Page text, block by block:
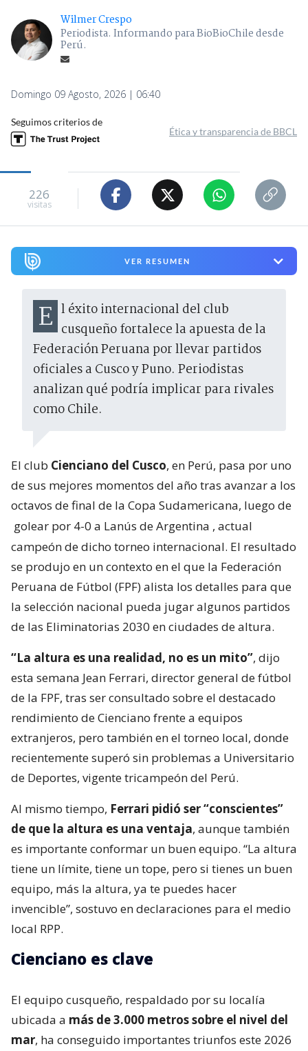
Wilmer Crespo
Periodista. Informando para BioBioChile desde
Perú.
Domingo 09 Agosto, 2026 | 06:40
Seguimos criterios de
Ética y transparencia de BBCL
226
visitas
VER RESUMEN
El éxito internacional del club cusqueño fortalece la apuesta de la
Federación Peruana por llevar partidos
oficiales a Cusco y Puno. Periodistas
analizan qué podría implicar para rivales
como Chile.
El club Cienciano del Cusco, en Perú, pasa por uno
de sus mejores momentos del año tras avanzar a los
octavos de final de la Copa Sudamericana, luego de
golear por 4-0 a Lanús de Argentina , actual
campeón de dicho torneo internacional. El resultado
se produjo en un contexto en el que la Federación
Peruana de Fútbol (FPF) alista los detalles para que
la selección nacional pueda jugar algunos partidos
de las Eliminatorias 2030 en ciudades de altura.
“La altura es una realidad, no es un mito”, dijo
esta semana Jean Ferrari, director general de fútbol
de la FPF, tras ser consultado sobre el destacado
rendimiento de Cienciano frente a equipos
extranjeros, pero también en el torneo local, donde
recientemente superó sin problemas a Universitario
de Deportes, vigente tricampeón del Perú.
Al mismo tiempo, Ferrari pidió ser “conscientes”
de que la altura es una ventaja, aunque también
es importante conformar un buen equipo. “La altura
tiene un límite, tiene un tope, pero si tienes un buen
equipo, más la altura, ya te puedes hacer
invencible”, sostuvo en declaraciones para el medio
local RPP.
Cienciano es clave
El equipo cusqueño, respaldado por su localía
ubicada a más de 3.000 metros sobre el nivel del
mar, ha conseguido importantes triunfos este 2026